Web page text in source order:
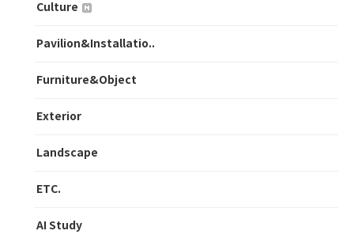
Culture
Pavilion&Installatio..
Furniture&Object
Exterior
Landscape
ETC.
AI Study